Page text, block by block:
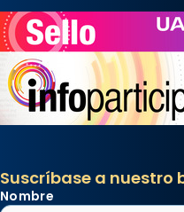
Suscríbase a nuestro
Nombre